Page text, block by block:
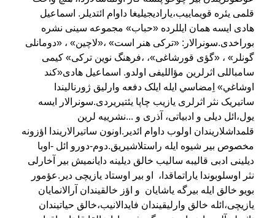
قلمی یئره قویماییب،یارادیجیلیغا داوام ائتدیلر. اسماعیل
هادی ایسه همان ایللرده «حباب» مجموعه سینی نشره
بوراخدی.سونرالار: «ترکی هنر است» ،«لاچین» ، «دومانلی
گونلر» ، «گؤی قورشاغی»، ،فرهنگ نوین ترکی» کیمی
سامباللی اثرلرین مؤاللیفی اولدو. اسماعیل هادی«کند
اوشاغي» اِمضا‏سي ايله ایلک دفعه وارلیق ژورنالیندا
ساتیریک نثر اثرلری یازیب چاپا یئتیریردی.سونرالار ایسه
یول،ائل دیلی و ادبیاتی، آذری و ...نشرییه لرین
قلمداشلاریندان اولوب داوام ائدیر.اونون ساتیرالاریندا اؤزونه
مخصوص بیر شیوه ایله راستلاشیریق.دوم-دورو ائل -اوبا
دیلینی ادبی قالیبه سالیب خالق دیلینه دایانمیش بیر آخارلی
نثر اوسلوبوندا یاراتماقدا، او بیر اوستاد یازیچی دیر.عؤمور
بویو خالق ایله بیرگه یاشایان و اؤز خالقیندان آرالانمایان
یازیچی،ائله خالق وارلیقیندان فایدالانیب،خالق حیاتیندان